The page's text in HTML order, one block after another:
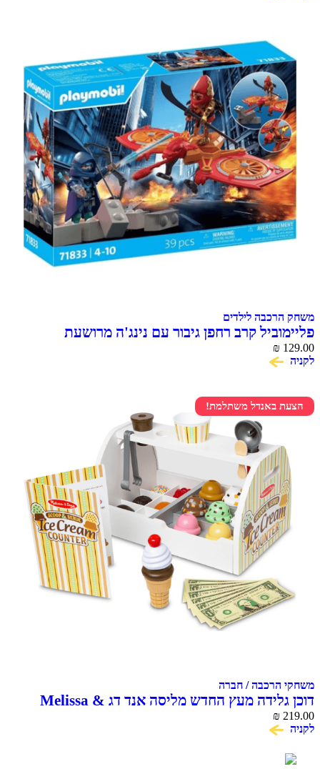
משחק הרכבה לילדים
פליימוביל קרב רחפן גיבור עם נינג'ה מרושעת
₪ 129.00
לקניה
הצעת באנדל משתלמת!
משחקי הרכבה / חברה
דוכן גלידה מעץ החדש מליסה אנד דג Melissa &
Doug Scoop & Serve Ice Cream Counter
₪ 219.00
לקניה